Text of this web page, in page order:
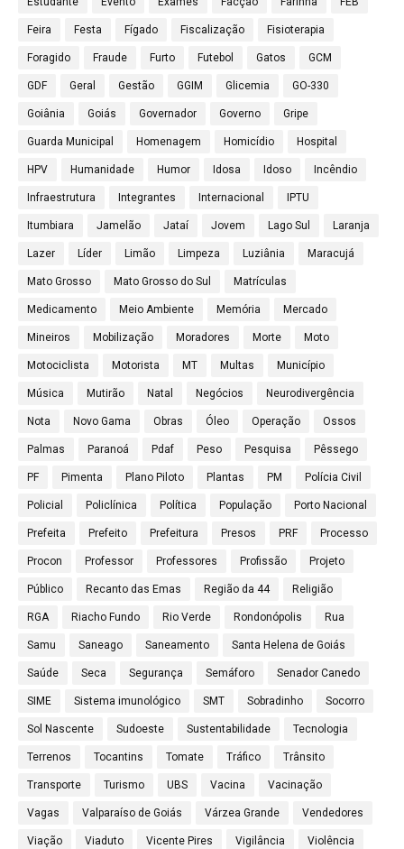
Feira Festa Fígado Fiscalização Fisioterapia
Foragido Fraude Furto Futebol Gatos GCM
GDF Geral Gestão GGIM Glicemia GO-330
Goiânia Goiás Governador Governo Gripe
Guarda Municipal Homenagem Homicídio Hospital
HPV Humanidade Humor Idosa Idoso Incêndio
Infraestrutura Integrantes Internacional IPTU
Itumbiara Jamelão Jataí Jovem Lago Sul Laranja
Lazer Líder Limão Limpeza Luziânia Maracujá
Mato Grosso Mato Grosso do Sul Matrículas
Medicamento Meio Ambiente Memória Mercado
Mineiros Mobilização Moradores Morte Moto
Motociclista Motorista MT Multas Município
Música Mutirão Natal Negócios Neurodivergência
Nota Novo Gama Obras Óleo Operação Ossos
Palmas Paranoá Pdaf Peso Pesquisa Pêssego
PF Pimenta Plano Piloto Plantas PM Polícia Civil
Policial Policlínica Política População Porto Nacional
Prefeita Prefeito Prefeitura Presos PRF Processo
Procon Professor Professores Profissão Projeto
Público Recanto das Emas Região da 44 Religião
RGA Riacho Fundo Rio Verde Rondonópolis Rua
Samu Saneago Saneamento Santa Helena de Goiás
Saúde Seca Segurança Semáforo Senador Canedo
SIME Sistema imunológico SMT Sobradinho Socorro
Sol Nascente Sudoeste Sustentabilidade Tecnologia
Terrenos Tocantins Tomate Tráfico Trânsito
Transporte Turismo UBS Vacina Vacinação
Vagas Valparaíso de Goiás Várzea Grande Vendedores
Viação Viaduto Vicente Pires Vigilância Violência